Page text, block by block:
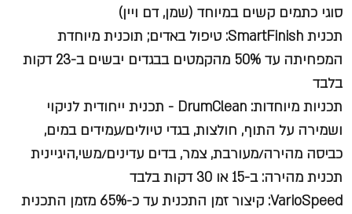
סוגי כתמים קשים במיוחד (שמן, דם ויין)
תכנית SmartFinish
: טיפול באדים; תוכנית מיוחדת
המפחיתה עד 50% מהקמטים בבגדים יבשים ב-23 דקות
בלבד
תכניות מיוחדות: DrumClean - תכנית ייחודית לניקוי
ושמירה על התוף, חולצות, בגדי טיולים/עמידים במים,
כביסה מהירה/מעורבת, צמר, בדים עדינים/משי,היגיינית
תכנית מהירה: ב-15 או 30 דקות בלבד
VarioSpeed
: קיצור זמן התכנית עד כ-65% מזמן התכנית